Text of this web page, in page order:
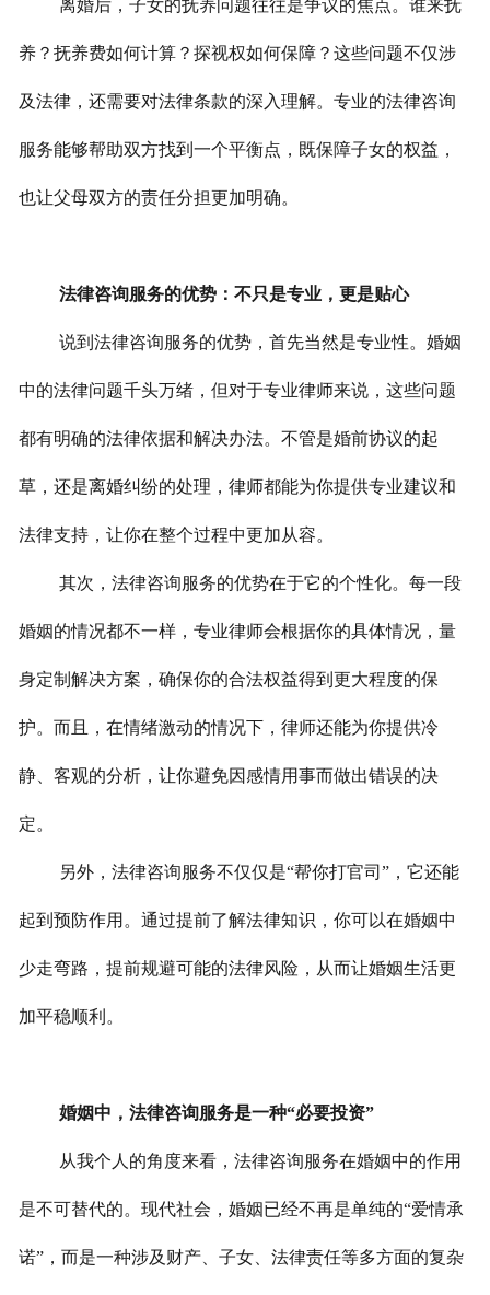
离婚后，子女的抚养问题往往是争议的焦点。谁来抚
养？抚养费如何计算？探视权如何保障？这些问题不仅涉
及法律，还需要对法律条款的深入理解。专业的法律咨询
服务能够帮助双方找到一个平衡点，既保障子女的权益，
也让父母双方的责任分担更加明确。
法律咨询服务的优势：不只是专业，更是贴心
说到法律咨询服务的优势，首先当然是专业性。婚姻
中的法律问题千头万绪，但对于专业律师来说，这些问题
都有明确的法律依据和解决办法。不管是婚前协议的起
草，还是离婚纠纷的处理，律师都能为你提供专业建议和
法律支持，让你在整个过程中更加从容。
其次，法律咨询服务的优势在于它的个性化。每一段
婚姻的情况都不一样，专业律师会根据你的具体情况，量
身定制解决方案，确保你的合法权益得到更大程度的保
护。而且，在情绪激动的情况下，律师还能为你提供冷
静、客观的分析，让你避免因感情用事而做出错误的决
定。
另外，法律咨询服务不仅仅是“帮你打官司”，它还能
起到预防作用。通过提前了解法律知识，你可以在婚姻中
少走弯路，提前规避可能的法律风险，从而让婚姻生活更
加平稳顺利。
婚姻中，法律咨询服务是一种“必要投资”
从我个人的角度来看，法律咨询服务在婚姻中的作用
是不可替代的。现代社会，婚姻已经不再是单纯的“爱情承
诺”，而是一种涉及财产、子女、法律责任等多方面的复杂